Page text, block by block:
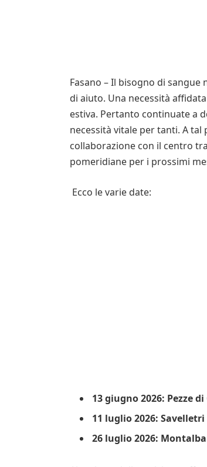
Fasano – Il bisogno di sangue
di aiuto. Una necessità
estiva. Pertanto continuate a
necessità vitale per tanti. A tal
collaborazione con il centro
pomeridiane per i prossimi
Ecco le varie date:
13 giugno 2026: Pezze
11 luglio 2026:
26 luglio 2026: